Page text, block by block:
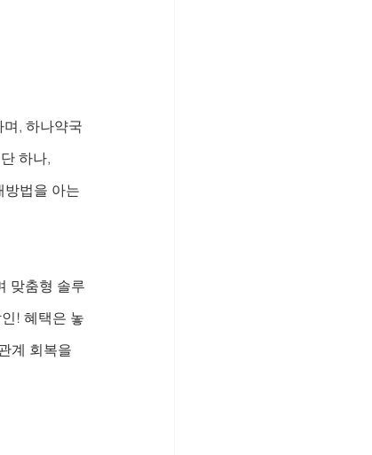
, 하나약국
하나,
방법을 아는
맞춤형 솔루
! 혜택은 놓
계 회복을